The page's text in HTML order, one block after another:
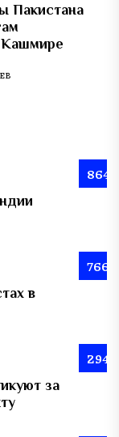
Пакистана
Кашмире
864
766
в
294
за